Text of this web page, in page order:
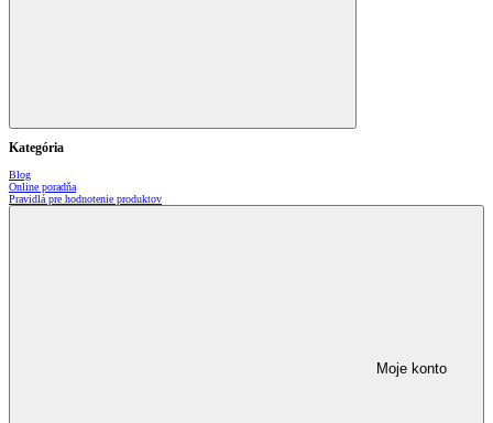
Kategória
Blog
Online poradňa
Pravidlá pre hodnotenie produktov
Moje konto